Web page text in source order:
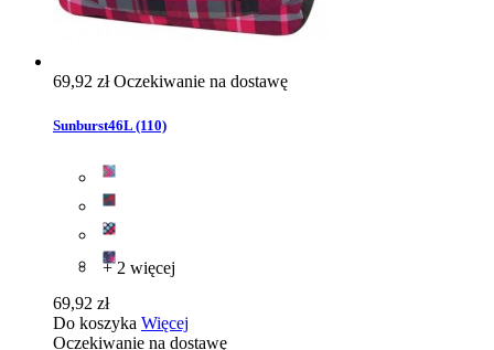
69,92 złOczekiwanie na dostawę
Sunburst46L (110)
+ 2 więcej
69,92 zł
Do koszyka Więcej
Oczekiwanie na dostawę